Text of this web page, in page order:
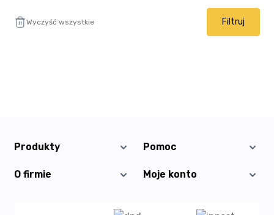
Filtruj
Wyczyść wszystkie
Produkty Pomoc
Wysyłka i płatność
O firmie Moje konto
Moje zamówienia